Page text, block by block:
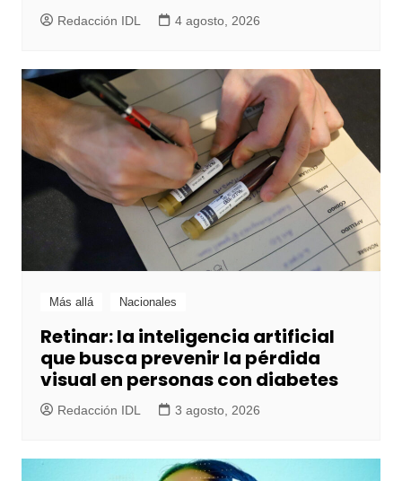
Redacción IDL 4 agosto, 2026
Más allá Nacionales
Retinar: la inteligencia artificial
que busca prevenir la pérdida
visual en personas con diabetes
Redacción IDL 3 agosto, 2026